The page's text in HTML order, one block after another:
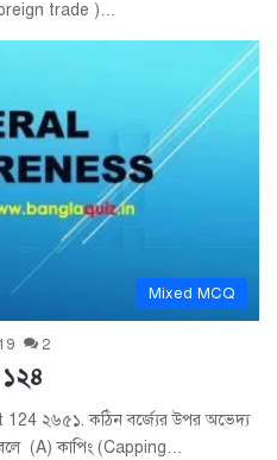
trade )…
Mixed MCQ
2
১২৪
২৬৫১. কঠিন বর্জ্যের উপর অভেদ্য
বলে (A) কাপিং (Capping…